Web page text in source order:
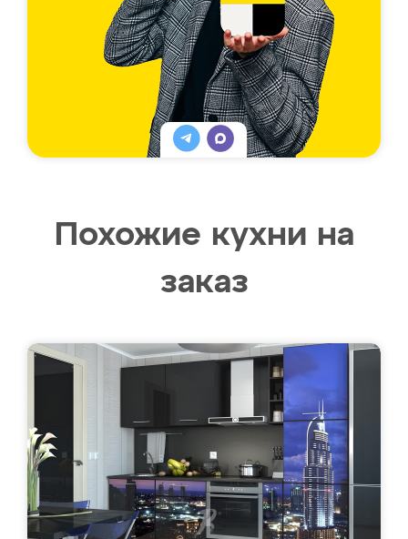
Похожие кухни на
заказ